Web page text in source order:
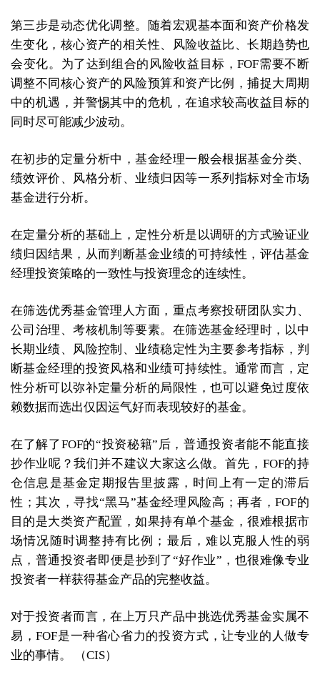
第三步是动态优化调整。随着宏观基本面和资产价格发
生变化，核心资产的相关性、风险收益比、长期趋势也
会变化。为了达到组合的风险收益目标，FOF需要不断
调整不同核心资产的风险预算和资产比例，捕捉大周期
中的机遇，并警惕其中的危机，在追求较高收益目标的
同时尽可能减少波动。
在初步的定量分析中，基金经理一般会根据基金分类、
绩效评价、风格分析、业绩归因等一系列指标对全市场
基金进行分析。
在定量分析的基础上，定性分析是以调研的方式验证业
绩归因结果，从而判断基金业绩的可持续性，评估基金
经理投资策略的一致性与投资理念的连续性。
在筛选优秀基金管理人方面，重点考察投研团队实力、
公司治理、考核机制等要素。在筛选基金经理时，以中
长期业绩、风险控制、业绩稳定性为主要参考指标，判
断基金经理的投资风格和业绩可持续性。通常而言，定
性分析可以弥补定量分析的局限性，也可以避免过度依
赖数据而选出仅因运气好而表现较好的基金。
在了解了FOF的“投资秘籍”后，普通投资者能不能直接
抄作业呢？我们并不建议大家这么做。首先，FOF的持
仓信息是基金定期报告里披露，时间上有一定的滞后
性；其次，寻找“黑马”基金经理风险高；再者，FOF的
目的是大类资产配置，如果持有单个基金，很难根据市
场情况随时调整持有比例；最后，难以克服人性的弱
点，普通投资者即便是抄到了“好作业”，也很难像专业
投资者一样获得基金产品的完整收益。
对于投资者而言，在上万只产品中挑选优秀基金实属不
易，FOF是一种省心省力的投资方式，让专业的人做专
业的事情。 （CIS）